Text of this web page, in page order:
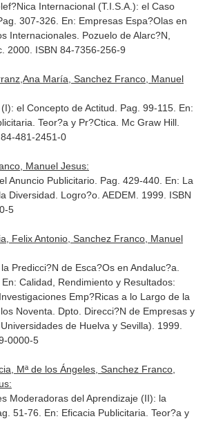
Internacional (T.I.S.A.): el Caso
307-326. En: Empresas Espa?Olas en
Internacionales. Pozuelo de Alarc?N,
2000. ISBN 84-7356-256-9
María, Sanchez Franco, Manuel
el Concepto de Actitud. Pag. 99-115. En:
Teor?a y Pr?Ctica . Mc Graw Hill.
481-2451-0
Manuel Jesus:
Anuncio Publicitario. Pag. 429-440. En: La
Diversidad . Logro?o. AEDEM. 1999. ISBN
5
Felix Antonio, Sanchez Franco, Manuel
Predicci?N de Esca?Os en Andaluc?a.
En: Calidad, Rendimiento y Resultados:
Emp?Ricas a lo Largo de la
Noventa . Dpto. Direcci?N de Empresas y
de Huelva y Sevilla). 1999.
0000-5
Mª de los Ángeles, Sanchez Franco,
Moderadoras del Aprendizaje (II): la
51-76. En: Eficacia Publicitaria. Teor?a y